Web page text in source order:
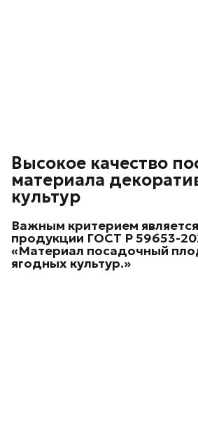
Высокое качество
материала
культур
Важным критерием
продукции ГОСТ Р 59653-
«Материал посадочный
ягодных культур.»